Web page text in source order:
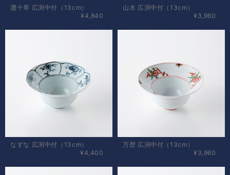
濃十草 広渕中付（13cm）
¥4,840
山水 広渕中付（13cm）
¥3,960
なずな 広渕中付（13cm）
¥4,400
万歴 広渕中付（13cm）
¥3,960